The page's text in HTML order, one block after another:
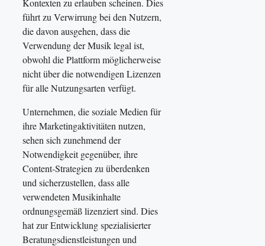
führt zu Verwirrung bei den Nutzern,
die davon ausgehen, dass die
Verwendung der Musik legal ist,
obwohl die Plattform möglicherweise
nicht über die notwendigen Lizenzen
für alle Nutzungsarten verfügt.
Unternehmen, die soziale Medien für
ihre Marketingaktivitäten nutzen,
sehen sich zunehmend der
Notwendigkeit gegenüber, ihre
Content-Strategien zu überdenken
und sicherzustellen, dass alle
verwendeten Musikinhalte
ordnungsgemäß lizenziert sind. Dies
hat zur Entwicklung spezialisierter
Beratungsdienstleistungen und